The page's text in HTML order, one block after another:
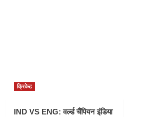
क्रिकेट
IND VS ENG: वर्ल्ड चैंपियन इंडिया